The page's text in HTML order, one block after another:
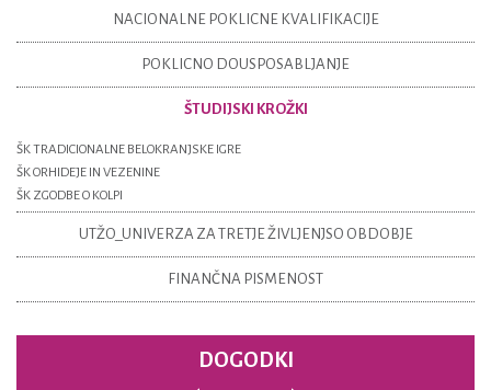
NACIONALNE POKLICNE KVALIFIKACIJE
POKLICNO DOUSPOSABLJANJE
ŠTUDIJSKI KROŽKI
ŠK TRADICIONALNE BELOKRANJSKE IGRE
ŠK ORHIDEJE IN VEZENINE
ŠK ZGODBE O KOLPI
UTŽO_UNIVERZA ZA TRETJE ŽIVLJENJSO OBDOBJE
FINANČNA PISMENOST
DOGODKI